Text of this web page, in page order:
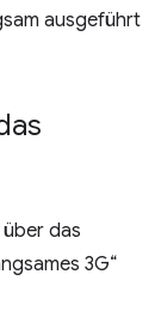
ausgeführt
das
3G“